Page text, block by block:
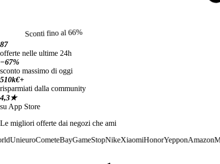
Sconti fino al 66%
87
offerte nelle ultime 24h
−67%
sconto massimo di oggi
510k€+
risparmiati dalla community
4,3★
su App Store
Le migliori offerte dai negozi che ami
UnieuroCometeBayGameStopNikeXiaomiHonorYepponAmazon